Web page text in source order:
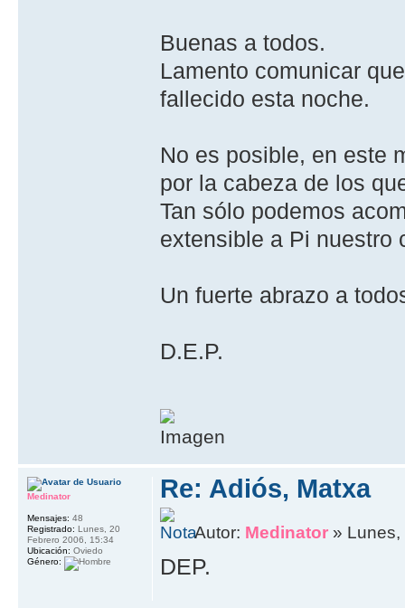
Buenas a todos.
Lamento comunicar
fallecido esta noche.
No es posible, en este
por la cabeza de los
Tan sólo podemos
extensible a Pi nuestro
Un fuerte abrazo a
D.E.P.
Re: Adiós, Matxa
Autor: Medinator »
DEP.
Medinator
Mensajes: 48
Registrado: Lunes, 20
Febrero 2006, 15:34
Ubicación: Oviedo
Género: